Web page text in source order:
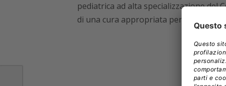
pediatrica ad alta specializzazione del
di una cura appropriata per impedire